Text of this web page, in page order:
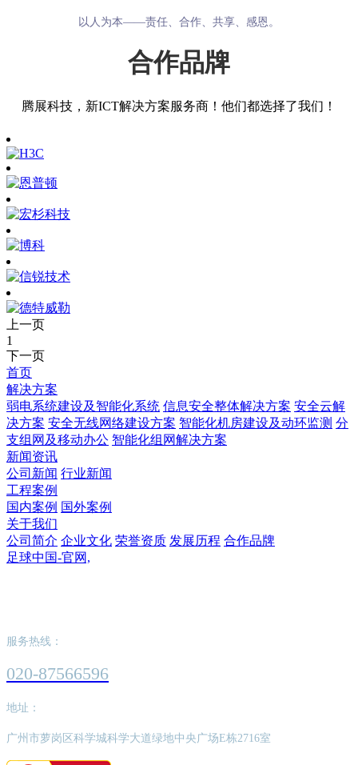
以人为本——责任、合作、共享、感恩。
合作品牌
腾展科技，新ICT解决方案服务商！他们都选择了我们！
上一页
1
下一页
首页
解决方案
弱电系统建设及智能化系统 信息安全整体解决方案 安全云解
决方案 安全无线网络建设方案 智能化机房建设及动环监测 分
支组网及移动办公 智能化组网解决方案
新闻资讯
公司新闻 行业新闻
工程案例
国内案例 国外案例
关于我们
公司简介 企业文化 荣誉资质 发展历程 合作品牌
足球中国-官网,
服务热线：
020-87566596
地址：
广州市萝岗区科学城科学大道绿地中央广场E栋2716室